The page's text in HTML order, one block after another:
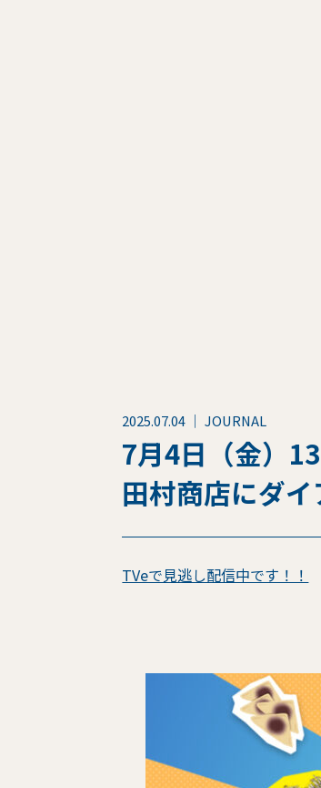
2025.07.04 ｜ JOURNAL
7月4日（金）
田村商店にダイ
TVeで見逃し配信中です！！